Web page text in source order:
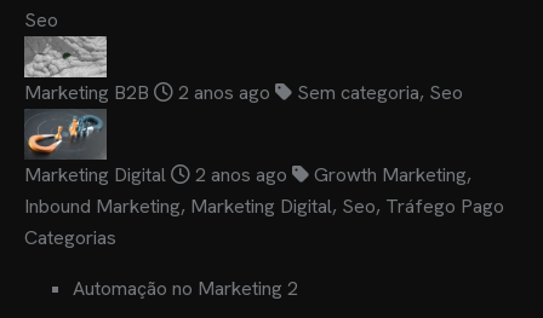
Seo
Marketing B2B 2 anos ago Sem categoria, Seo
Marketing Digital 2 anos ago Growth Marketing,
Inbound Marketing, Marketing Digital, Seo, Tráfego Pago
Categorias
Automação no Marketing 2